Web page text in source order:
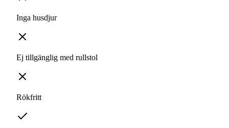
Inga husdjur
Ej tillgänglig med rullstol
Rökfritt